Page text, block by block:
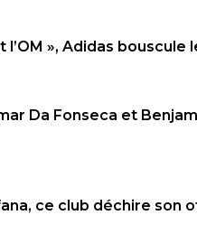
», Adidas bouscule
Da Fonseca et
ce club déchire son